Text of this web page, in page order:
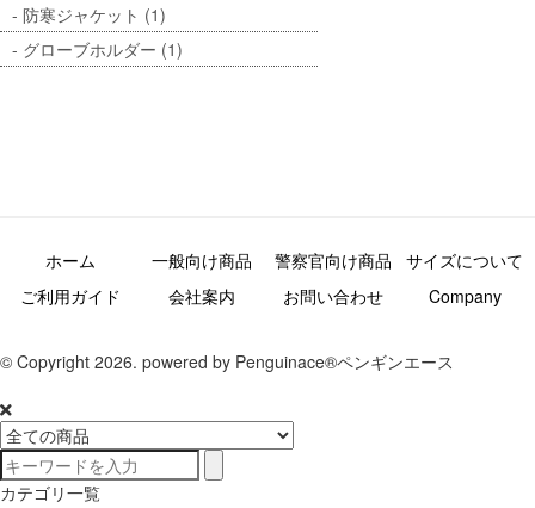
防寒ジャケット (1)
グローブホルダー (1)
ホーム 一般向け商品 警察官向け商品
サイズについて
ご利用ガイド
会社案内 お問い合わせ Company
© Copyright 2026. powered by Penguinace®ペンギンエース
カテゴリ一覧